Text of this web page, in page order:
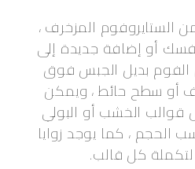
المزخرف ،
أو إضافة جديدة إلى
بديل الجبس فوق
سطح حائط ، ويمكن
الخشب أو البولي
الحجم ، كما يوجد زوايا
لتكملة كل قالب.